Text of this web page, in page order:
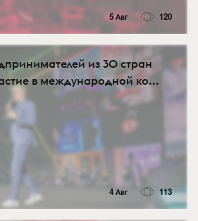
5 Авг 120
из 30 стран
в международной ко...
4 Авг 113